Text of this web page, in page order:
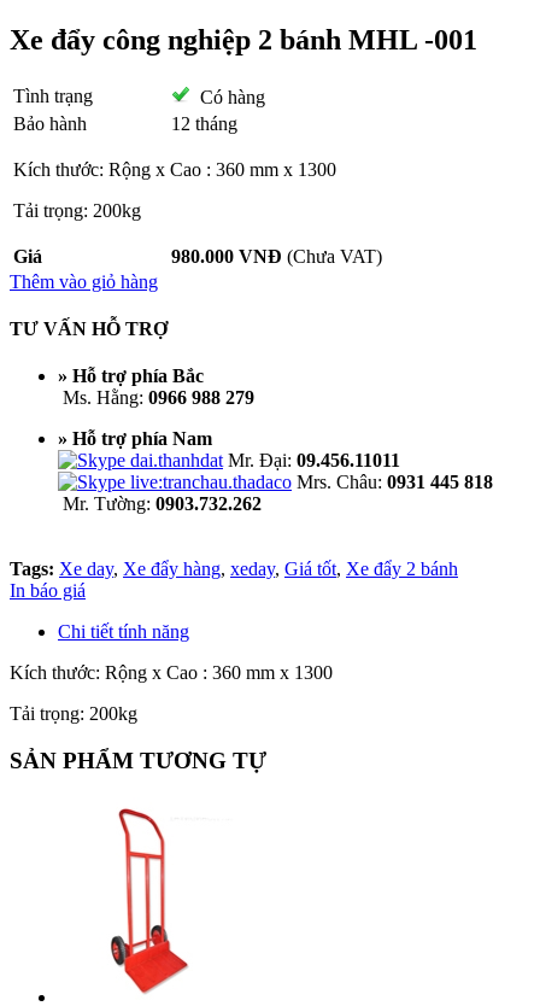
Xe đẩy công nghiệp 2 bánh MHL -001
Tình trạng
Có hàng
Bảo hành
12 tháng
Kích thước: Rộng x Cao : 360 mm x 1300
Tải trọng: 200kg
Giá 980.000 VNĐ (Chưa VAT)
Thêm vào giỏ hàng
TƯ VẤN HỖ TRỢ
» Hỗ trợ phía Bắc
Ms. Hằng: 0966 988 279
» Hỗ trợ phía Nam
Mr. Đại: 09.456.11011
Mrs. Châu: 0931 445 818
Mr. Tường: 0903.732.262
Tags: Xe day, Xe đẩy hàng, xeday, Giá tốt, Xe đẩy 2 bánh
In báo giá
Chi tiết tính năng
Kích thước: Rộng x Cao : 360 mm x 1300
Tải trọng: 200kg
SẢN PHẨM TƯƠNG TỰ